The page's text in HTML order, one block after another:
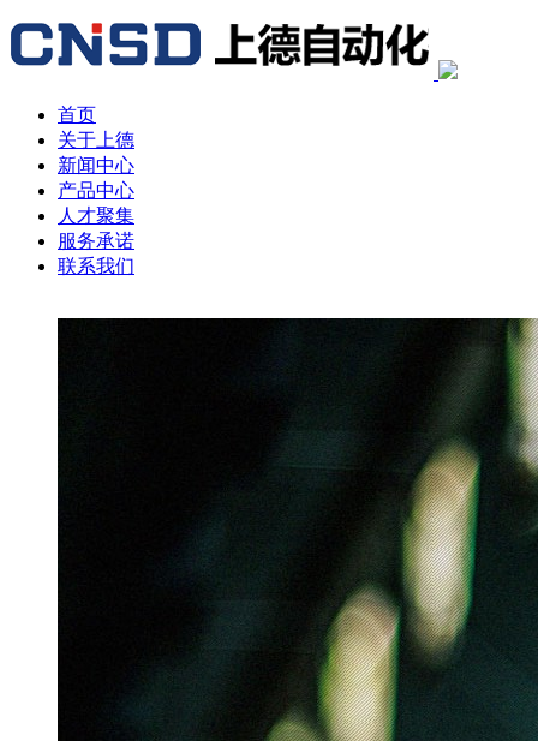
首页
关于上德
新闻中心
产品中心
人才聚集
服务承诺
联系我们